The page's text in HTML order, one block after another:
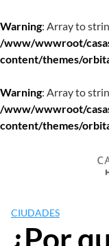
Warning: Array to
/www/wwwroot/
content/themes/
Warning: Array to
/www/wwwroot/
content/themes/
CIUDADES
¿Por